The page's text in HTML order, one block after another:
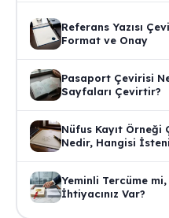
Referans Yazısı
Format ve Onay
Pasaport Çevirisi
Sayfaları Çevirtir?
Nüfus Kayıt Örneği
Nedir, Hangisi
Yeminli Tercüme
İhtiyacınız Var?